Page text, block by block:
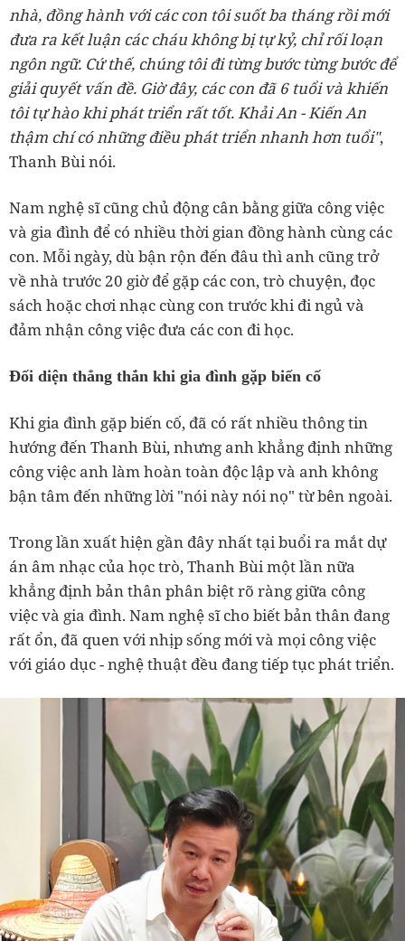
nhà, đồng hành với các con tôi suốt ba tháng rồi mới
đưa ra kết luận các cháu không bị tự kỷ, chỉ rối loạn
ngôn ngữ. Cứ thế, chúng tôi đi từng bước từng bước để
giải quyết vấn đề. Giờ đây, các con đã 6 tuổi và khiến
tôi tự hào khi phát triển rất tốt. Khải An - Kiến An
thậm chí có những điều phát triển nhanh hơn tuổi",
Thanh Bùi nói.
Nam nghệ sĩ cũng chủ động cân bằng giữa công việc
và gia đình để có nhiều thời gian đồng hành cùng các
con. Mỗi ngày, dù bận rộn đến đâu thì anh cũng trở
về nhà trước 20 giờ để gặp các con, trò chuyện, đọc
sách hoặc chơi nhạc cùng con trước khi đi ngủ và
đảm nhận công việc đưa các con đi học.
Đối diện thẳng thắn khi gia đình gặp biến cố
Khi gia đình gặp biến cố, đã có rất nhiều thông tin
hướng đến Thanh Bùi, nhưng anh khẳng định những
công việc anh làm hoàn toàn độc lập và anh không
bận tâm đến những lời "nói này nói nọ" từ bên ngoài.
Trong lần xuất hiện gần đây nhất tại buổi ra mắt dự
án âm nhạc của học trò, Thanh Bùi một lần nữa
khẳng định bản thân phân biệt rõ ràng giữa công
việc và gia đình. Nam nghệ sĩ cho biết bản thân đang
rất ổn, đã quen với nhịp sống mới và mọi công việc
với giáo dục - nghệ thuật đều đang tiếp tục phát triển.